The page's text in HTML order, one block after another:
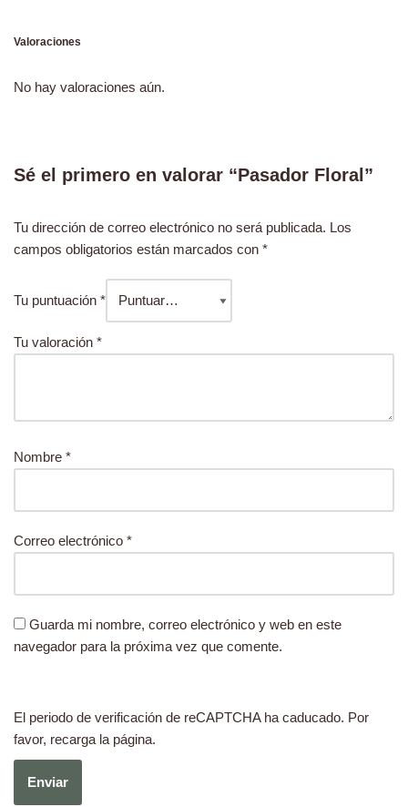
Valoraciones
No hay valoraciones aún.
Sé el primero en valorar “Pasador Floral”
Tu dirección de correo electrónico no será publicada. Los
campos obligatorios están marcados con *
Tu puntuación *
Tu valoración *
Nombre *
Correo electrónico *
Guarda mi nombre, correo electrónico y web en este
navegador para la próxima vez que comente.
El periodo de verificación de reCAPTCHA ha caducado. Por
favor, recarga la página.